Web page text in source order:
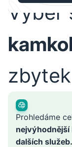
Vyber
Prohledáme
nejvýhodnější
dalších služeb.